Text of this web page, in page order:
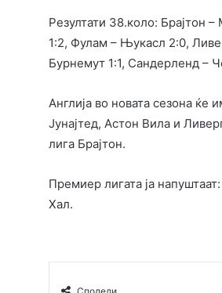
Резултати 38.коло: Брајтон
1:2, Фулам – Њукасл 2:0,
Бурнемут 1:1, Сандерленд –
Англија во новата сезона
Јунајтед, Астон Вила и
лига Брајтон.
Премиер лигата ја
Хал.